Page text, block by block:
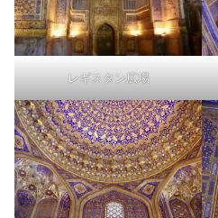
レギスタン広場